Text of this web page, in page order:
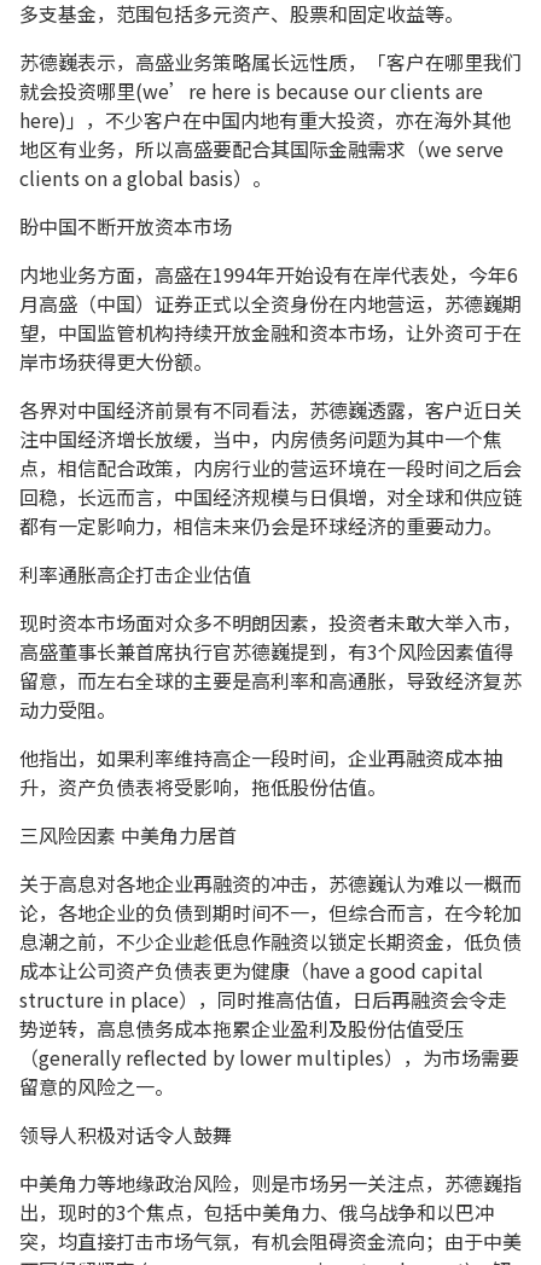
多支基金，范围包括多元资产、股票和固定收益等。
苏德巍表示，高盛业务策略属长远性质，「客户在哪里我们
就会投资哪里(we’re here is because our clients are
here)」，不少客户在中国内地有重大投资，亦在海外其他
地区有业务，所以高盛要配合其国际金融需求（we serve
clients on a global basis）。
盼中国不断开放资本市场
内地业务方面，高盛在1994年开始设有在岸代表处，今年6
月高盛（中国）证券正式以全资身份在内地营运，苏德巍期
望，中国监管机构持续开放金融和资本市场，让外资可于在
岸市场获得更大份额。
各界对中国经济前景有不同看法，苏德巍透露，客户近日关
注中国经济增长放缓，当中，内房债务问题为其中一个焦
点，相信配合政策，内房行业的营运环境在一段时间之后会
回稳，长远而言，中国经济规模与日俱增，对全球和供应链
都有一定影响力，相信未来仍会是环球经济的重要动力。
利率通胀高企打击企业估值
现时资本市场面对众多不明朗因素，投资者未敢大举入市，
高盛董事长兼首席执行官苏德巍提到，有3个风险因素值得
留意，而左右全球的主要是高利率和高通胀，导致经济复苏
动力受阻。
他指出，如果利率维持高企一段时间，企业再融资成本抽
升，资产负债表将受影响，拖低股份估值。
三风险因素 中美角力居首
关于高息对各地企业再融资的冲击，苏德巍认为难以一概而
论，各地企业的负债到期时间不一，但综合而言，在今轮加
息潮之前，不少企业趁低息作融资以锁定长期资金，低负债
成本让公司资产负债表更为健康（have a good capital
structure in place），同时推高估值，日后再融资会令走
势逆转，高息债务成本拖累企业盈利及股份估值受压
（generally reflected by lower multiples），为市场需要
留意的风险之一。
领导人积极对话令人鼓舞
中美角力等地缘政治风险，则是市场另一关注点，苏德巍指
出，现时的3个焦点，包括中美角力、俄乌战争和以巴冲
突，均直接打击市场气氛，有机会阻碍资金流向；由于中美